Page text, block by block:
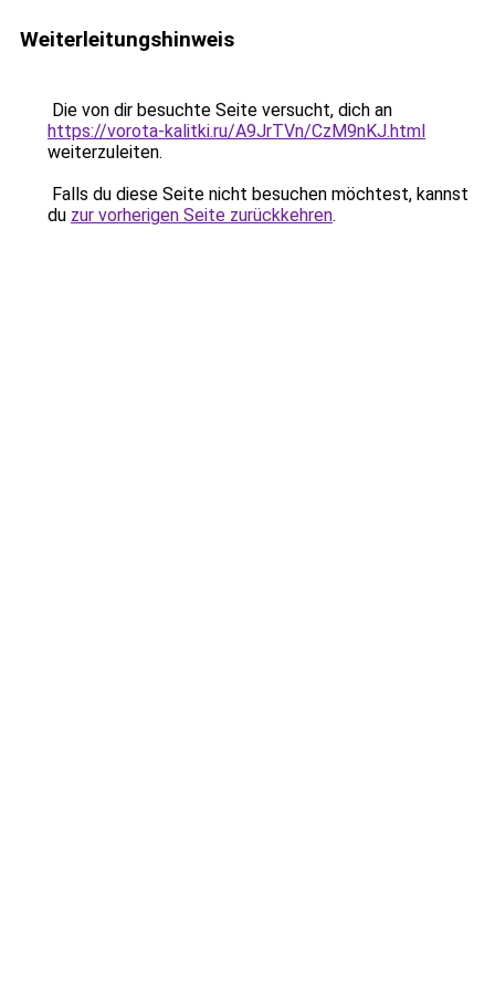
Weiterleitungshinweis
Die von dir besuchte Seite versucht, dich an
https://vorota-kalitki.ru/A9JrTVn/CzM9nKJ.html
weiterzuleiten.
Falls du diese Seite nicht besuchen möchtest, kannst
du zur vorherigen Seite zurückkehren.